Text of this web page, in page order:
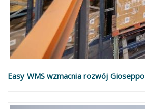
Easy WMS wzmacnia rozwój Gioseppo